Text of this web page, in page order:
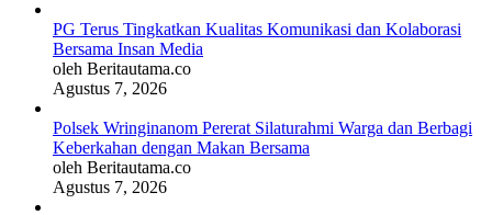
PG Terus Tingkatkan Kualitas Komunikasi dan Kolaborasi
Bersama Insan Media
oleh Beritautama.co
Agustus 7, 2026
Polsek Wringinanom Pererat Silaturahmi Warga dan Berbagi
Keberkahan dengan Makan Bersama
oleh Beritautama.co
Agustus 7, 2026